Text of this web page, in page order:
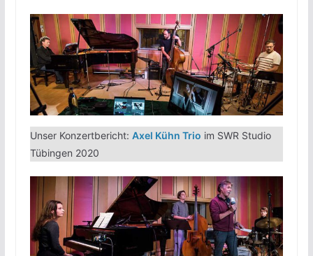
Unser Konzertbericht: Axel Kühn Trio im SWR Studio
Tübingen 2020